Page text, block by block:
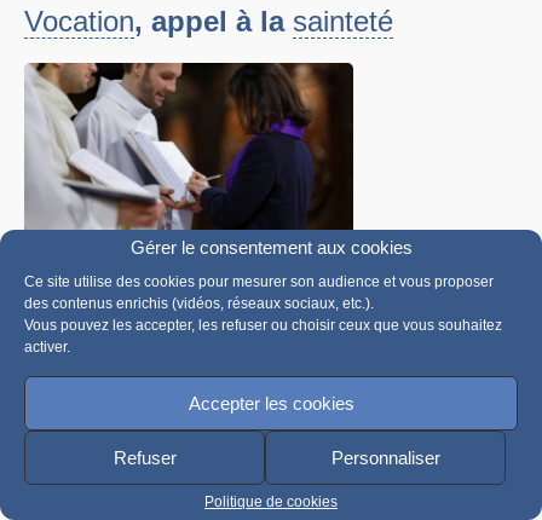
Gérer le consentement aux cookies
Ce site utilise des cookies pour mesurer son audience et vous proposer
des contenus enrichis (vidéos, réseaux sociaux, etc.).
Vous pouvez les accepter, les refuser ou choisir ceux que vous souhaitez
activer.
Accepter les cookies
Refuser Personnaliser
Politique de cookies
Vocation, appel à la sainteté
La célébration de l’appel décisif, une
nouvelle étape pour les catéchumènes